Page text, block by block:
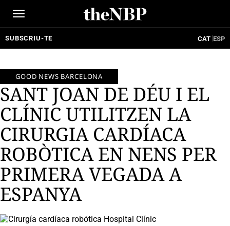
SUBSCRIU-TE CAT ESP
GOOD NEWS BARCELONA
SANT JOAN DE DÉU I EL
CLÍNIC UTILITZEN LA
CIRURGIA CARDÍACA
ROBÒTICA EN NENS PER
PRIMERA VEGADA A
ESPANYA